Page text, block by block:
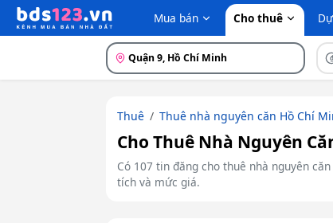
Mua bán Cho thuê
Quận 9, Hồ Chí Minh
Thuê Thuê nhà nguyên căn Hồ Chí
Cho Thuê Nhà Nguyên
Có 107 tin đăng cho thuê nhà nguyên
tích và mức giá.